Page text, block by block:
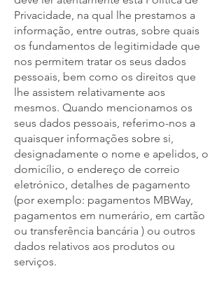
Privacidade, na qual lhe prestamos a
informação, entre outras, sobre quais
os fundamentos de legitimidade que
nos permitem tratar os seus dados
pessoais, bem como os direitos que
lhe assistem relativamente aos
mesmos. Quando mencionamos os
seus dados pessoais, referimo-nos a
quaisquer informações sobre si,
designadamente o nome e apelidos, o
domicílio, o endereço de correio
eletrónico, detalhes de pagamento
(por exemplo: pagamentos MBWay,
pagamentos em numerário, em cartão
ou transferência bancária ) ou outros
dados relativos aos produtos ou
serviços.